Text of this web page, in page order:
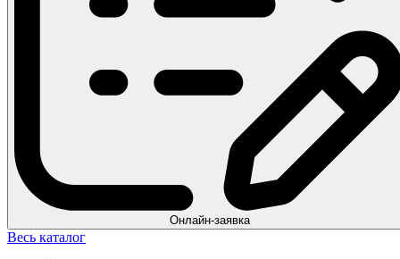
Онлайн-заявка
Весь каталог